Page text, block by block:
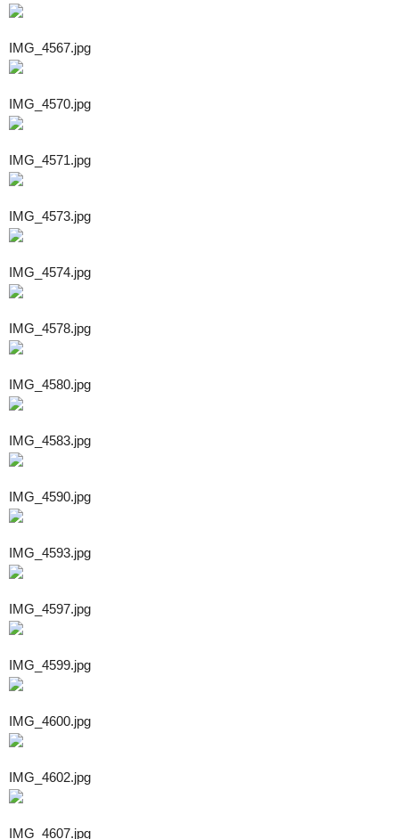
IMG_4567.jpg
IMG_4570.jpg
IMG_4571.jpg
IMG_4573.jpg
IMG_4574.jpg
IMG_4578.jpg
IMG_4580.jpg
IMG_4583.jpg
IMG_4590.jpg
IMG_4593.jpg
IMG_4597.jpg
IMG_4599.jpg
IMG_4600.jpg
IMG_4602.jpg
IMG_4607.jpg